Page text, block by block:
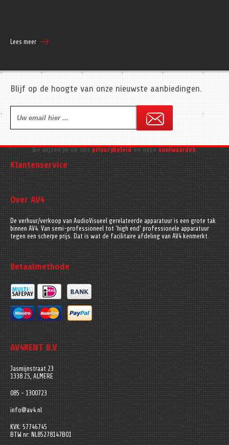
Lees meer
Blijf op de hoogte van onze nieuwste aanbiedingen.
We wijzen je op onsprivacybeleiden onzevoorwaarden.
Klantenservice
Over AV4
De verhuur/verkoop van AudioVisueel gerelateerde apparatuur is een grote tak
binnen AV4. Van semi-professioneel tot 'high end' professionele apparatuur
tegen een scherpe prijs. Dat is wat de facilitaire afdeling van AV4 kenmerkt.
Betaalmethode
AV4RENT B.V
Jasmijnstraat 23
1338 ZS, ALMERE
085 - 1300723
info@av4.nl
KVK: 57746745
BTW nr: NL85278147B01